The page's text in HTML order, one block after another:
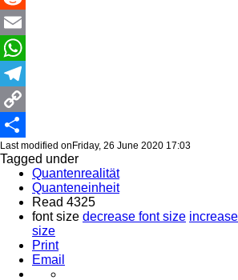
Reddit
Email
WhatsApp
Telegram
Copy
Link
Share
Last modified onFriday, 26 June 2020 17:03
Tagged under
Quantenrealität
Quanteneinheit
Read 4325
font size decrease font size
size
Print
Email